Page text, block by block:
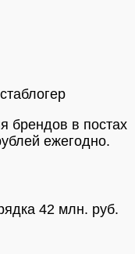
брендов в постах
ежегодно.
42 млн. руб.